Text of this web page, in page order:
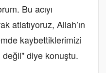
Bu acıyı
atlatıyoruz, Allah’ın
kaybettiklerimizi
değil" diye konuştu.